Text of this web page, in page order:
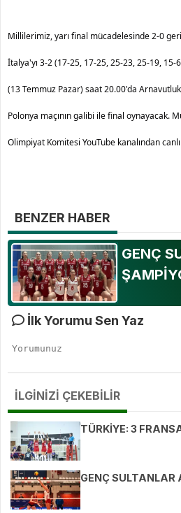
Millilerimiz, yarı final mücadelesinde 2-0
İtalya'yı 3-2 (17-25, 17-25, 25-23, 25-19, 15-
(13 Temmuz Pazar) saat 20.00'da
Polonya maçının galibi ile final oynayacak.
Olimpiyat Komitesi YouTube kanalından
BENZER HABER
GENÇ
İlk Yorumu Sen Yaz
İLGİNİZİ ÇEKEBİLİR
TÜRKİYE: 3
GENÇ SULTANLAR